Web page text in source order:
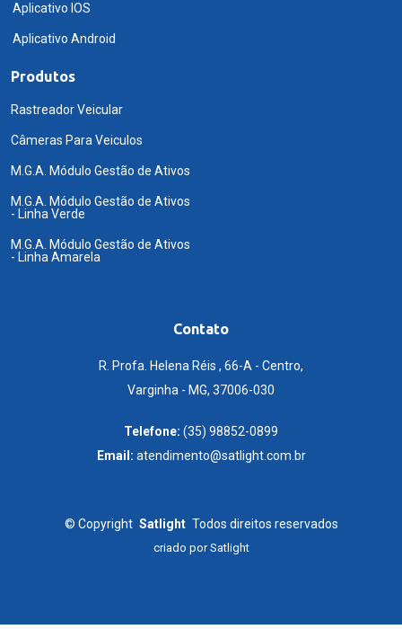
Aplicativo IOS
Aplicativo Android
Produtos
Rastreador Veicular
Câmeras Para Veiculos
M.G.A. Módulo Gestão de Ativos
M.G.A. Módulo Gestão de Ativos
- Linha Verde
M.G.A. Módulo Gestão de Ativos
- Linha Amarela
Contato
R. Profa. Helena Réis , 66-A - Centro,
Varginha - MG, 37006-030
Telefone: (35) 98852-0899
Email: atendimento@satlight.com.br
© Copyright Satlight Todos direitos reservados
criado porSatlight